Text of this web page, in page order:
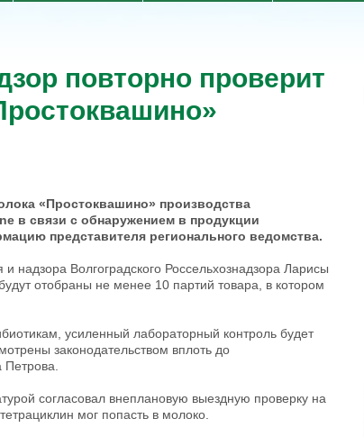
повторно проверит
«Простоквашино» производства
в связи с обнаружением в продукции
представителя регионального ведомства.
надзора Волгоградского Россельхознадзора Ларисы
отобраны не менее 10 партий товара, в котором
усиленный лабораторный контроль будет
законодательством вплоть до
согласовал внеплановую выездную проверку на
мог попасть в молоко.